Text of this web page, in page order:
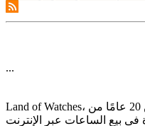
...
Land of Watches، موطن الساعات الأصلیة مع أکثر من 20 عامًا من